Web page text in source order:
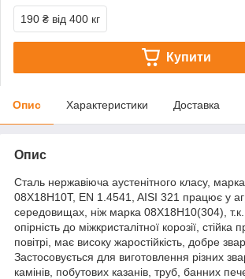
190 ₴ від 400 кг
Купити
Опис Характеристики Доставка
Опис
Сталь нержавіюча аустенітного класу,
08Х18Н10Т, EN 1.4541, AISI 321 працює у
середовищах, ніж марка 08Х18Н10(304), т.к.
опірність до міжкристалітної корозії,
повітрі, має високу жаростійкість, добре
Застосовується для виготовлення різних
камінів, побутових казанів, труб, банних